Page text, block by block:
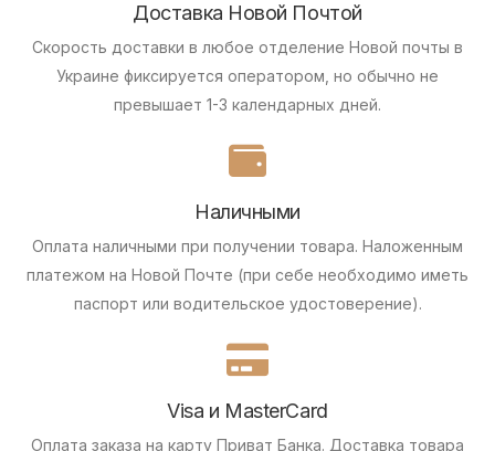
Доставка Новой Почтой
Скорость доставки в любое отделение Новой почты в
Украине фиксируется оператором, но обычно не
превышает 1-3 календарных дней.
Наличными
Оплата наличными при получении товара. Наложенным
платежом на Новой Почте (при себе необходимо иметь
паспорт или водительское удостоверение).
Visa и MasterCard
Оплата заказа на карту Приват Банка. Доставка товара